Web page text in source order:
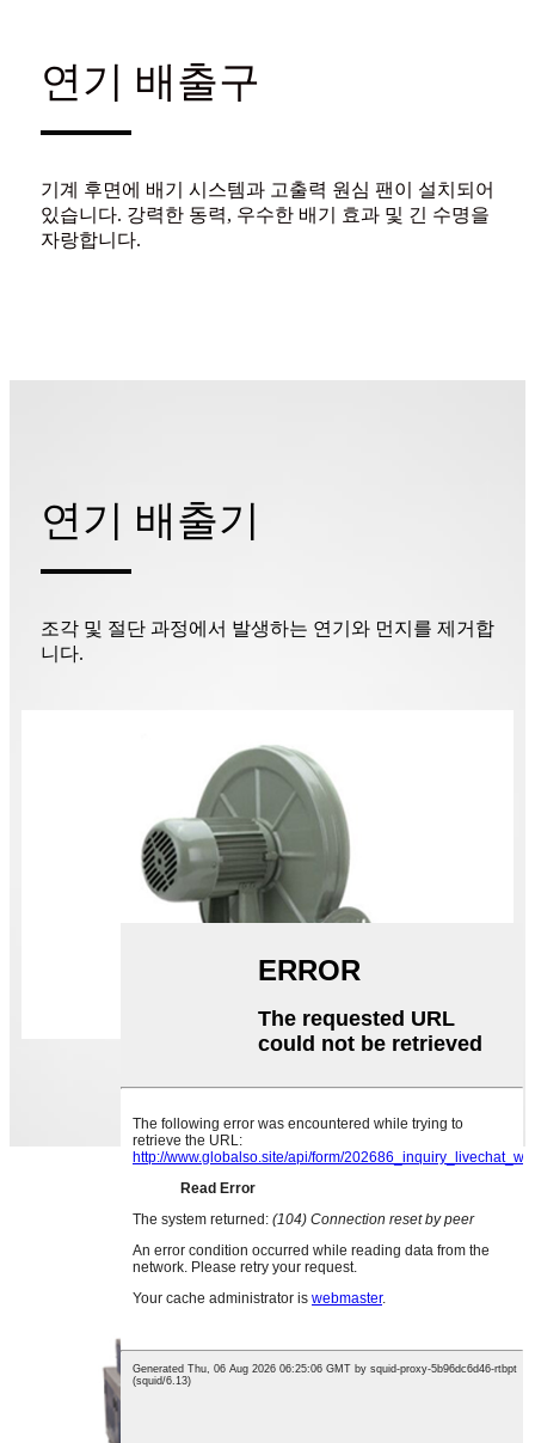
연기 배출구
기계 후면에 배기 시스템과 고출력 원심 팬이 설치되어
있습니다. 강력한 동력, 우수한 배기 효과 및 긴 수명을
자랑합니다.
연기 배출기
조각 및 절단 과정에서 발생하는 연기와 먼지를 제거합
니다.